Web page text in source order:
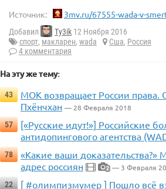
Источник: 3mv.ru/67555-wada-v-
Добавил Ty3ik 12 Ноября 2016
спорт, макларен, wada Сша, Россия
4 комментария
На эту же тему:
43
МОК возвращает России права.
Пхёнчхан — 28 Февраля 2018
57
[«Русские идут!»] Российские
антидопингового агентства
78
«Какие ваши
адрес россиян
2 — 3 Февраля
22
[ #олимпизмумер ] Пошло всё